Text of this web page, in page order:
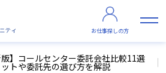
お仕事探しの方
版】コールセンター委託会社比較11選
ットや委託先の選び方を解説